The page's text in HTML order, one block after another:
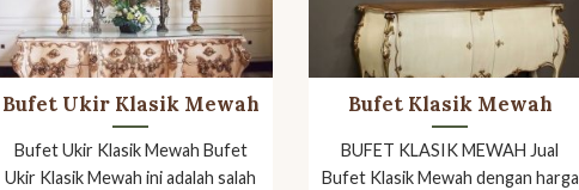
Bufet Ukir Klasik Mewah
Bufet Ukir Klasik Mewah Bufet
Ukir Klasik Mewah ini adalah salah
Bufet Klasik Mewah
BUFET KLASIK MEWAH Jual
Bufet Klasik Mewah dengan harga